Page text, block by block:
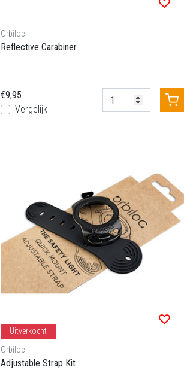
Orbiloc
Reflective Carabiner
€9,95
Vergelijk
Uitverkocht
Orbiloc
Adjustable Strap Kit